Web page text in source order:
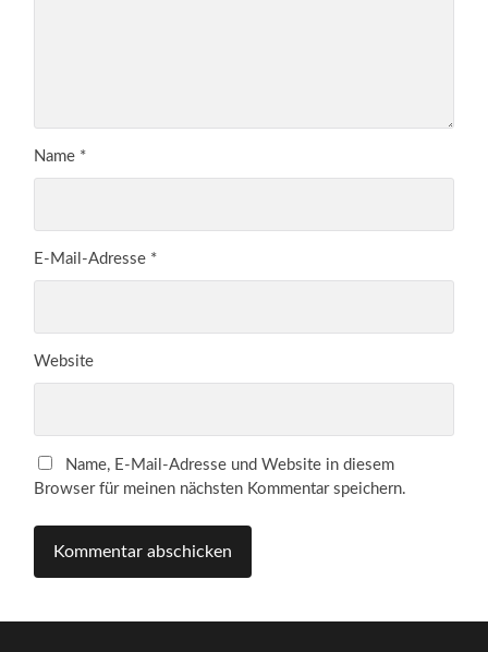
Name *
E-Mail-Adresse *
Website
Name, E-Mail-Adresse und Website in diesem
Browser für meinen nächsten Kommentar speichern.